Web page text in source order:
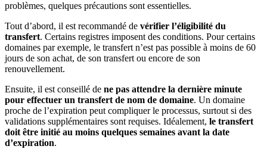
problèmes, quelques précautions sont essentielles.
Tout d’abord, il est recommandé de vérifier l’éligibilité du
transfert. Certains registres imposent des conditions. Pour certains
domaines par exemple, le transfert n’est pas possible à moins de 60
jours de son achat, de son transfert ou encore de son
renouvellement.
Ensuite, il est conseillé de ne pas attendre la dernière minute
pour effectuer un transfert de nom de domaine. Un domaine
proche de l’expiration peut compliquer le processus, surtout si des
validations supplémentaires sont requises. Idéalement, le transfert
doit être initié au moins quelques semaines avant la date
d’expiration.